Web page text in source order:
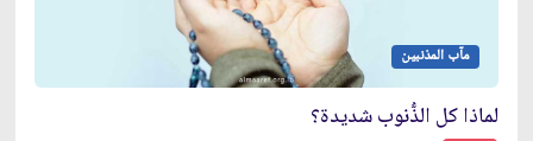
مآب المذنبين
لماذا كل الذُّنوب شديدة؟